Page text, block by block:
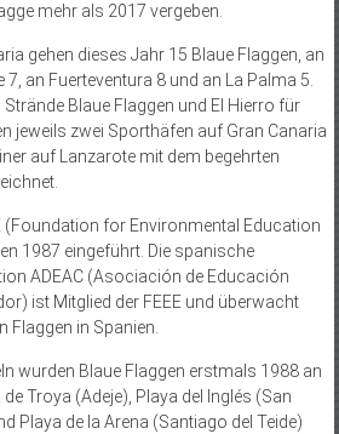
mehr als 2017 vergeben.
gehen dieses Jahr 15 Blaue Flaggen, an
an Fuerteventura 8 und an La Palma 5.
Blaue Flaggen und El Hierro für
jeweils zwei Sporthäfen auf Gran Canaria
auf Lanzarote mit dem begehrten
(Foundation for Environmental Education
1987 eingeführt. Die spanische
ADEAC (Asociación de Educación
ist Mitglied der FEEE und überwacht
Flaggen in Spanien.
wurden Blaue Flaggen erstmals 1988 an
Troya (Adeje), Playa del Inglés (San
Playa de la Arena (Santiago del Teide)